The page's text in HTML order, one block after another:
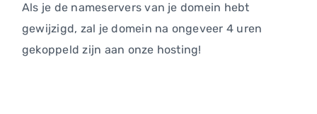
Als je de nameservers van je domein hebt
gewijzigd, zal je domein na ongeveer 4 uren
gekoppeld zijn aan onze hosting!